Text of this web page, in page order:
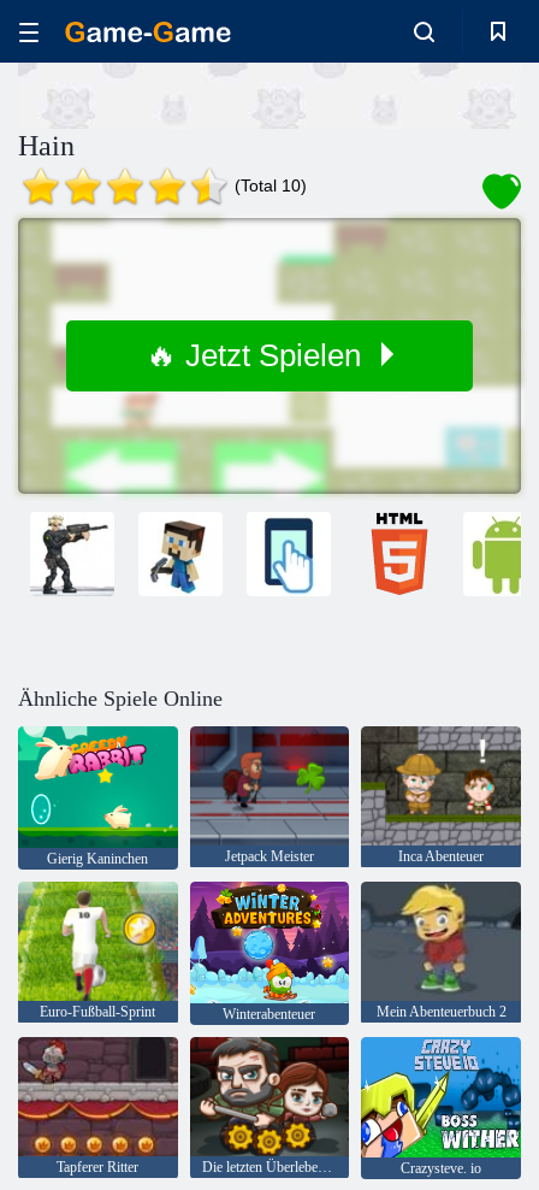
Hain
(Total 10)
🔥 Jetzt Spielen
Ähnliche Spiele Online
Gierig Kaninchen Jetpack Meister Inca Abenteuer
Euro-Fußball-Sprint Winterabenteuer Mein Abenteuerbuch 2
Tapferer Ritter Die letzten Überlebenden Crazysteve. io